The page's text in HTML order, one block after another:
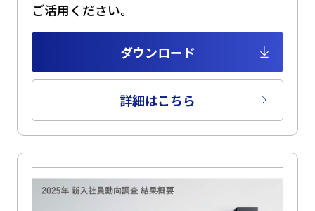
ご活用ください。
ダウンロード
詳細はこちら